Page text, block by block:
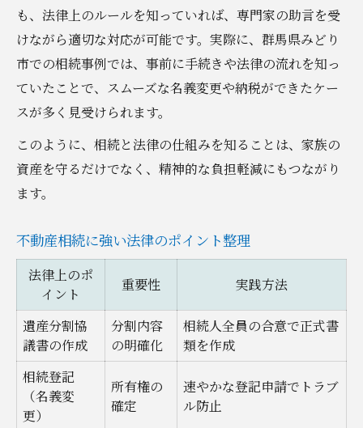
も、法律上のルールを知っていれば、専門家の助言を受
けながら適切な対応が可能です。実際に、群馬県みどり
市での相続事例では、事前に手続きや法律の流れを知っ
ていたことで、スムーズな名義変更や納税ができたケー
スが多く見受けられます。
このように、相続と法律の仕組みを知ることは、家族の
資産を守るだけでなく、精神的な負担軽減にもつながり
ます。
不動産相続に強い法律のポイント整理
法律上のポ
イント
重要性 実践方法
遺産分割協
議書の作成
分割内容
の明確化
相続人全員の合意で正式書
類を作成
相続登記
（名義変
更）
所有権の
確定
速やかな登記申請でトラブ
ル防止